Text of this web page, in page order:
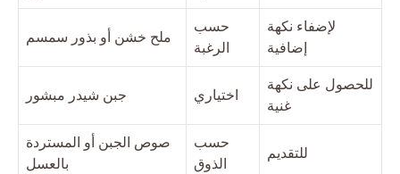
ملح خشن أو بذور سمسم
حسب
الرغبة
لإضفاء نكهة
إضافية
جبن شيدر مبشور اختياري
للحصول على نكهة
غنية
صوص الجبن أو المستردة
بالعسل
حسب
الذوق
للتقديم